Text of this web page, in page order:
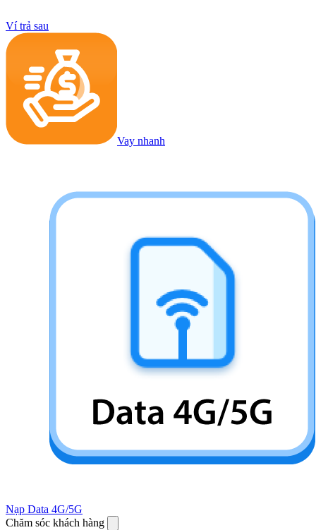
Ví trả sau
Vay nhanh
Nạp Data 4G/5G
Chăm sóc khách hàng